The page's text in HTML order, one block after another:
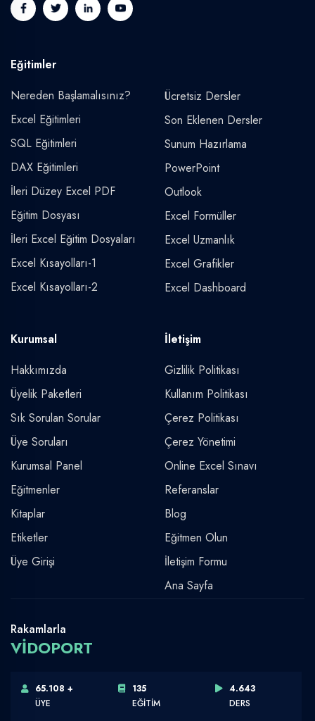
Eğitimler
Nereden Başlamalısınız?
Excel Eğitimleri
SQL Eğitimleri
DAX Eğitimleri
İleri Düzey Excel PDF
Eğitim Dosyası
İleri Excel Eğitim Dosyaları
Excel Kısayolları-1
Excel Kısayolları-2
Ücretsiz Dersler
Son Eklenen Dersler
Sunum Hazırlama
PowerPoint
Outlook
Excel Formüller
Excel Uzmanlık
Excel Grafikler
Excel Dashboard
Kurumsal
Hakkımızda
Üyelik Paketleri
Sık Sorulan Sorular
Üye Soruları
Kurumsal Panel
Eğitmenler
Kitaplar
Etiketler
Üye Girişi
İletişim
Gizlilik Politikası
Kullanım Politikası
Çerez Politikası
Çerez Yönetimi
Online Excel Sınavı
Referanslar
Blog
Eğitmen Olun
İletişim Formu
Ana Sayfa
Rakamlarla
VİDOPORT
65.108 +
ÜYE
135
EĞİTİM
4.643
DERS